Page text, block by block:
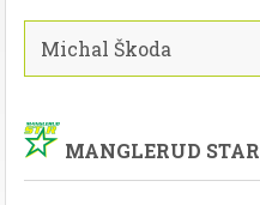
Michal Škoda
MANGLERUD STAR